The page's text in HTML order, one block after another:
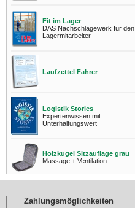
Fit im Lager
DAS Nachschlagewerk für den
Lagermitarbeiter
Laufzettel Fahrer
Logistik Stories
Expertenwissen mit
Unterhaltungswert
Holzkugel Sitzauflage grau
Massage + Ventilation
Zahlungsmöglichkeiten